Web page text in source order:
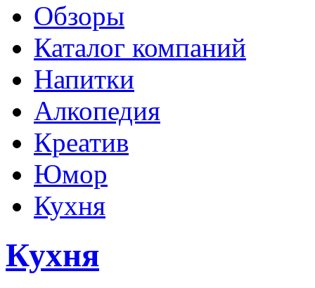
Обзоры
Каталог компаний
Напитки
Алкопедия
Креатив
Юмор
Кухня
Кухня